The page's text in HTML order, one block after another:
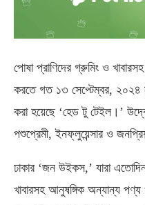
পোষা প্রাণিদের গ্রুমিং ও
করতে গত ১৩ সেপ্টেম্বর, ২০২৪
করা হয়েছে ‘হেড টু টেইল।’
পশুপ্রেমী, ইনফ্লুয়েন্সার ও
ঢাকার ‘জন উইকস,’ যারা
খাবারসহ আনুষঙ্গিক অন্যান্য পণ্য